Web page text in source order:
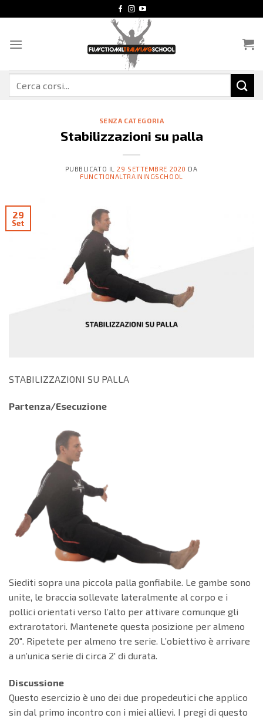
ai
SENZA CATEGORIA
Stabilizzazioni su palla
PUBBLICATO IL29 SETTEMBRE 2020 DA
FUNCTIONALTRAININGSCHOOL
29
Set
STABILIZZAZIONI SU PALLA
Partenza/Esecuzione
Siediti sopra una piccola palla gonfiabile. Le gambe sono
unite, le braccia sollevate lateralmente al corpo e i
pollici orientati verso l’alto per attivare comunque gli
extrarotatori. Mantenete questa posizione per almeno
20″. Ripetete per almeno tre serie. L’obiettivo è arrivare
a un’unica serie di circa 2′ di durata.
Discussione
Questo esercizio è uno dei due propedeutici che applico
sin dal primo incontro con i miei allievi. I pregi di questo